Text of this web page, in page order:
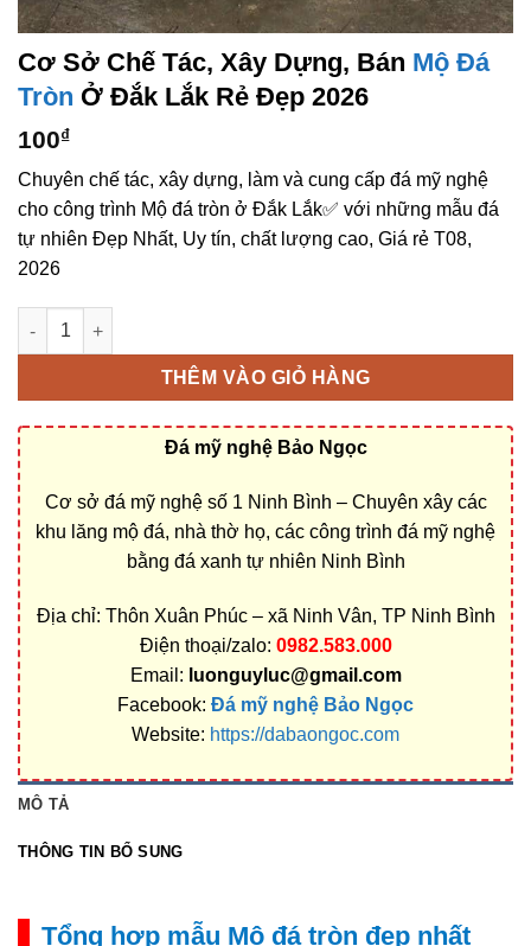
Cơ Sở Chế Tác, Xây Dựng, Bán Mộ Đá
Tròn Ở Đắk Lắk Rẻ Đẹp 2026
100₫
Chuyên chế tác, xây dựng, làm và cung cấp đá mỹ nghệ
cho công trình Mộ đá tròn ở Đắk Lắk✅ với những mẫu đá
tự nhiên Đẹp Nhất, Uy tín, chất lượng cao, Giá rẻ T08,
2026
Cơ sở chế tác, xây dựng, bán Mộ đá tròn ở Đắk Lắk rẻ đẹp số
THÊM VÀO GIỎ HÀNG
Đá mỹ nghệ Bảo Ngọc
Cơ sở đá mỹ nghệ số 1 Ninh Bình – Chuyên xây các
khu lăng mộ đá, nhà thờ họ, các công trình đá mỹ nghệ
bằng đá xanh tự nhiên Ninh Bình
Địa chỉ: Thôn Xuân Phúc – xã Ninh Vân, TP Ninh Bình
Điện thoại/zalo: 0982.583.000
Email: luonguyluc@gmail.com
Facebook: Đá mỹ nghệ Bảo Ngọc
Website: https://dabaongoc.com
MÔ TẢ
THÔNG TIN BỔ SUNG
Tổng hợp mẫu Mộ đá tròn đẹp nhất